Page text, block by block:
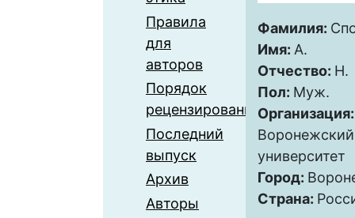
Правила
для
авторов
Порядок
рецензирования
Последний
выпуск
Архив
Авторы
Фамилия:
Имя: А.
Отчество: Н.
Пол: Муж.
университет
Город:
Страна: